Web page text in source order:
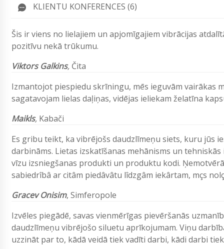
KLIENTU KONFERENCES (6)
Šis ir viens no lielajiem un apjomīgajiem vibrācijas
pozitīvu nekā trūkumu.
Viktors Galkins, Čita
Izmantojot piespiedu skrīningu, mēs ieguvām vairākas
sagatavojam lielas daļiņas, vidējas ieliekam želatīna
Maikls, Kabači
Es gribu teikt, ka vibrējošs daudzlīmeņu siets, kuru jūs
darbināms. Lietas izskatīšanas mehānisms un
vīzu izsniegšanas produkti un produktu kodi.
sabiedrîbâ ar citâm piedâvâtu lîdzgâm iekârtam, mçs
GracevOnisim, Simferopole
Izvēles piegādē, savas vienmērīgas pievēršanās
daudzlīmeņu vibrējošo siluetu aprīkojumam. Viņu
uzzināt par to, kādā veidā tiek vadīti darbi, kādi darbi